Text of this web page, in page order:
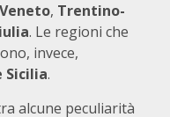
Veneto, Trentino-
. Le regioni che
invece,
Sicilia.
alcune peculiarità